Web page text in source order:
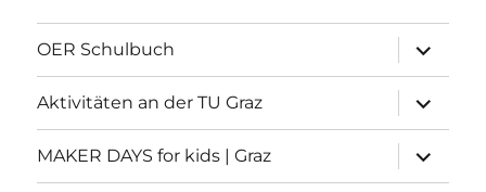
OER Schulbuch
öffnen
Aktivitäten an der TU Graz
öffnen
MAKER DAYS for kids | Graz
öffnen